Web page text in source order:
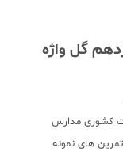
گل واژه